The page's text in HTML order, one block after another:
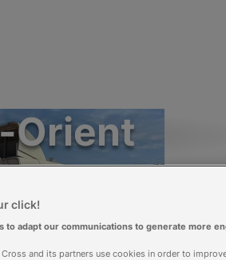
Orient
click!
to adapt our communications to generate more
Cross and its partners use cookies in order to